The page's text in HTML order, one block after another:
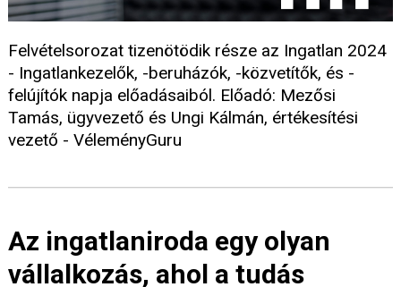
Felvételsorozat tizenötödik része az Ingatlan 2024
- Ingatlankezelők, -beruházók, -közvetítők, és -
felújítók napja előadásaiból. Előadó: Mezősi
Tamás, ügyvezető és Ungi Kálmán, értékesítési
vezető - VéleményGuru
Az ingatlaniroda egy olyan
vállalkozás, ahol a tudás